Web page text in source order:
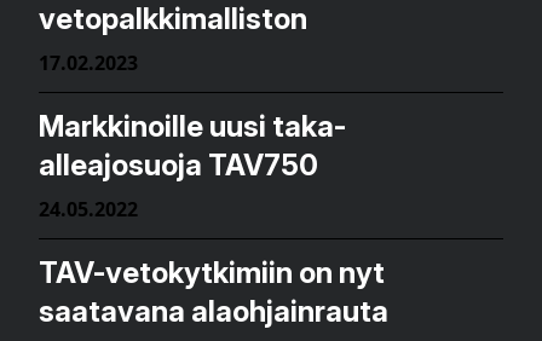
vetopalkkimalliston
17.02.2023
Markkinoille uusi taka-
alleajosuoja TAV750
24.05.2022
TAV-vetokytkimiin on nyt
saatavana alaohjainrauta